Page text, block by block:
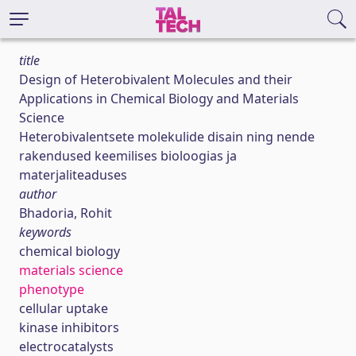
title
Design of Heterobivalent Molecules and their
Applications in Chemical Biology and Materials
Science
Heterobivalentsete molekulide disain ning nende
rakendused keemilises bioloogias ja
materjaliteaduses
author
Bhadoria, Rohit
keywords
chemical biology
materials science
phenotype
cellular uptake
kinase inhibitors
electrocatalysts